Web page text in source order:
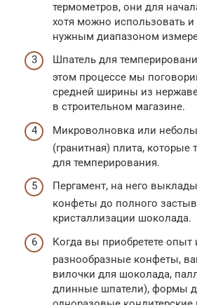
термометров, они для
хотя можно использовать и
нужным диапазоном
Шпатель для
этом процессе мы
средней ширины из
в строительном магазине.
Микроволновка или
(гранитная) плита, которые
для темперирования.
Пергамент, на него
конфеты до полного
кристаллизации шоколада.
Когда вы приобретете опыт
разнообразные конфеты,
вилочки для шоколада,
длинные шпатели), формы